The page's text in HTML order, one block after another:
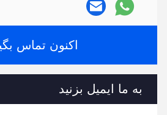
اکنون تماس
به ما ایمیل بزنید